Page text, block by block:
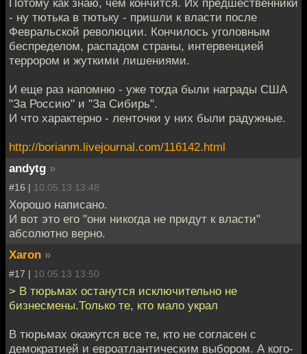
Потому как знаю, чем кончится. Их предшественники
- ну тютька в тютьку - пришли к власти после
Февральской революции. Кончилось уголовным
беспределом, распадом страны, интервенцией
террором и жуткими лишениями.
И еще раз напомню - уже тогда были награды США
"За Россию" и "За Сибирь".
И что характерно - ленточки у них были радужные.
http://borianm.livejournal.com/116142.html
andytg »
#16 | 10.05.13 13:48
Хорошо написано.
И вот это его "они никогда не придут к власти"
абсолютно верно.
Xaron »
#17 | 10.05.13 13:50
> В тюрьмах останутся исключительно не
бизнесмены.Только те, кто мало украл
В тюрьмах окажутся все те, кто не согласен с
демократией и евроатлантическим выбором. А кого-